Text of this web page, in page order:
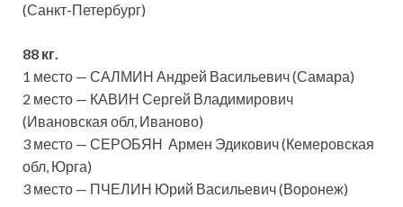
(Санкт-Петербург)
88 кг.
1 место — САЛМИН Андрей Васильевич (Самара)
2 место — КАВИН Сергей Владимирович
(Ивановская обл, Иваново)
3 место — СЕРОБЯН Армен Эдикович (Кемеровская
обл, Юрга)
3 место — ПЧЕЛИН Юрий Васильевич (Воронеж)